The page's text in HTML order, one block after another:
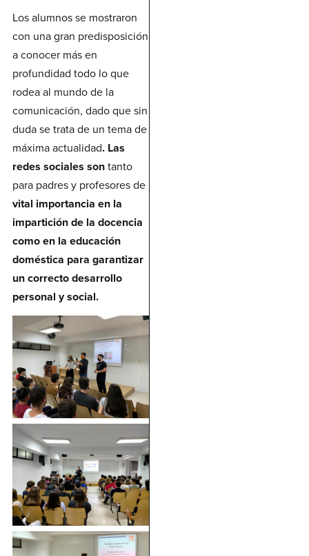
Los alumnos se mostraron
con una gran predisposición
a conocer más en
profundidad todo lo que
rodea al mundo de la
comunicación, dado que sin
duda se trata de un tema de
máxima actualidad. Las
redes sociales sontanto
para padres y profesores de
vital importancia en la
impartición de la docencia
como en la educación
doméstica para garantizar
un correcto desarrollo
personal y social.